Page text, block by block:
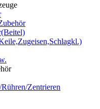
Zentrieren